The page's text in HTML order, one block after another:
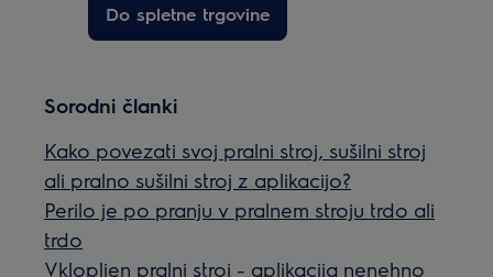
Do spletne trgovine
Sorodni članki
Kako povezati svoj pralni stroj, sušilni stroj
ali pralno sušilni stroj z aplikacijo?
Perilo je po pranju v pralnem stroju trdo ali
trdo
Vklopljen pralni stroj - aplikacija nenehno